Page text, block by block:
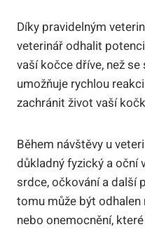
Díky pravidelným
veterinář odhalit
vaší kočce dříve, než
umožňuje rychlou
zachránit život vaší
Během návštěvy u
důkladný fyzický a oční
srdce, očkování a další
tomu může být
nebo onemocnění,